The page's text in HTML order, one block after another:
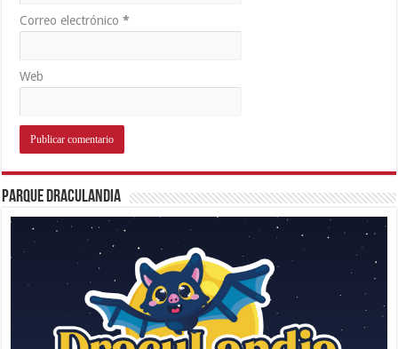
Correo electrónico*
Web
Parque Draculandia